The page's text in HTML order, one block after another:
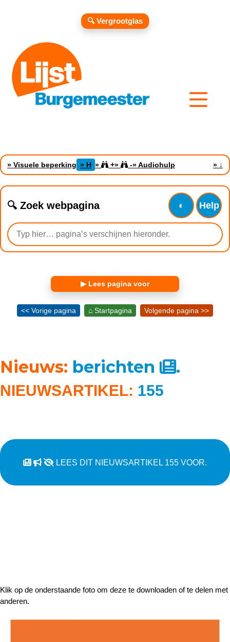
» Visuele beperking » H » +» -» Audiohulp » ↓
🔍 Zoek webpagina ◐ Help
▶ Lees pagina voor
🔍 Vergrootglas
<< Vorige pagina ⌂ Startpagina Volgende pagina >>
Nieuws: berichten .
NIEUWSARTIKEL: 155
LEES DIT NIEUWSARTIKEL 155 VOOR.
Klik op de onderstaande foto om deze te downloaden of te delen met
anderen.